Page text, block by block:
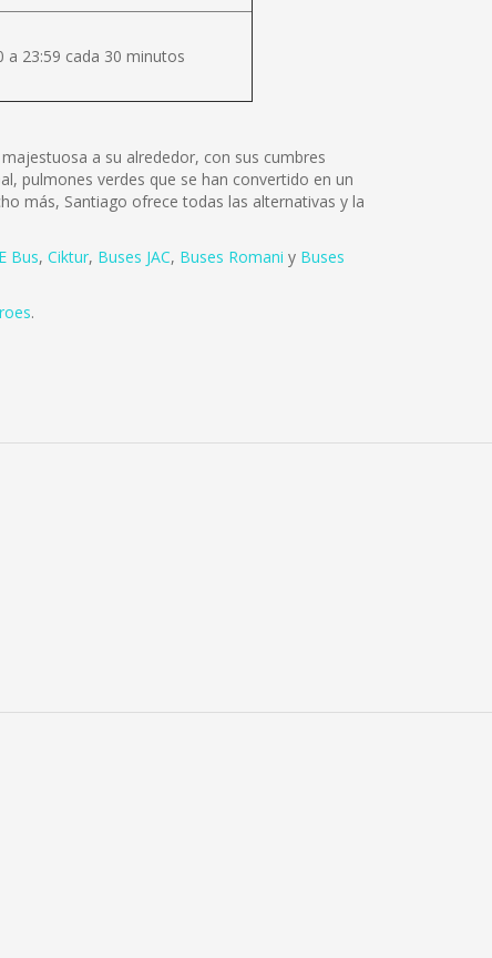
a 23:59 cada 30 minutos
a su alrededor, con sus cumbres
pulmones verdes que se han convertido en un
más, Santiago ofrece todas las alternativas y la
Bus, Ciktur, Buses JAC, Buses Romani y Buses
.